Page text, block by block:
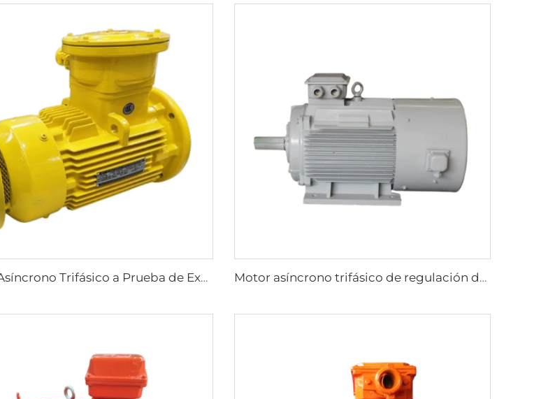
Motor Asíncrono Trifásico a Prueba de Explosiones de Alta Eficiencia Ultra, Serie YBX4, de Baja Tensión Motor asíncrono trifásico de regulación de velocidad por frecuencia variable serie YP